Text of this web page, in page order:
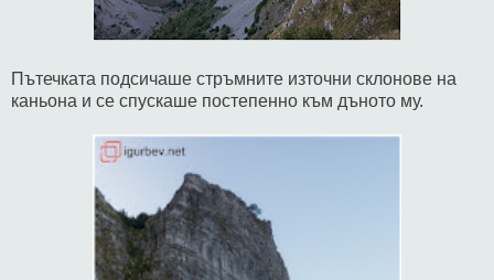
Пътечката подсичаше стръмните източни склонове на
каньона и се спускаше постепенно към дъното му.